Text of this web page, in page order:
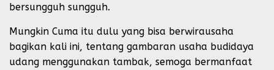
bersungguh sungguh.
Mungkin Cuma itu dulu yang bisa berwirausaha
bagikan kali ini, tentang gambaran usaha budidaya
udang menggunakan tambak, semoga bermanfaat